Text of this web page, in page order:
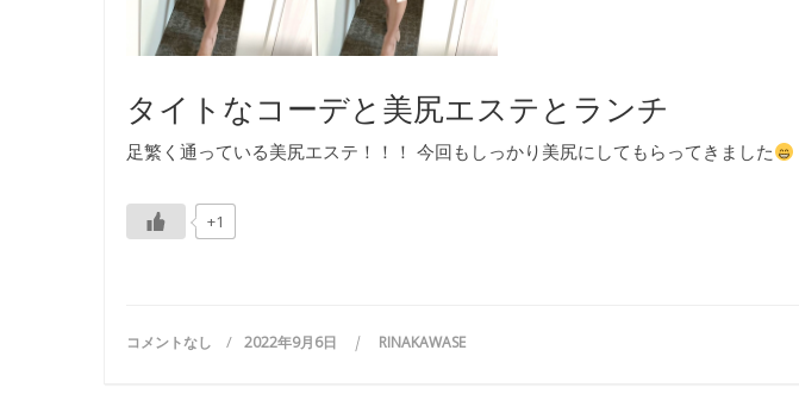
タイトなコーデと美尻エステとランチ
足繁く通っている美尻エステ！！！ 今回もしっかり美尻にしてもらってきました
+1
コメントなし 2022年9月6日 RINAKAWASE